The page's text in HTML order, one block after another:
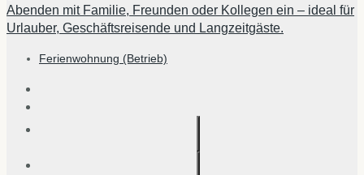
Abenden mit Familie, Freunden oder Kollegen ein – ideal für
Urlauber, Geschäftsreisende und Langzeitgäste.
Ferienwohnung (Betrieb)